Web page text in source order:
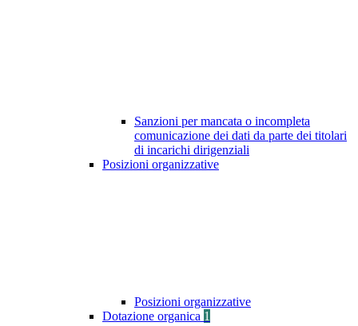
Sanzioni per mancata o incompleta
comunicazione dei dati da parte dei titolari
di incarichi dirigenziali
Posizioni organizzative
Posizioni organizzative
Dotazione organica 1